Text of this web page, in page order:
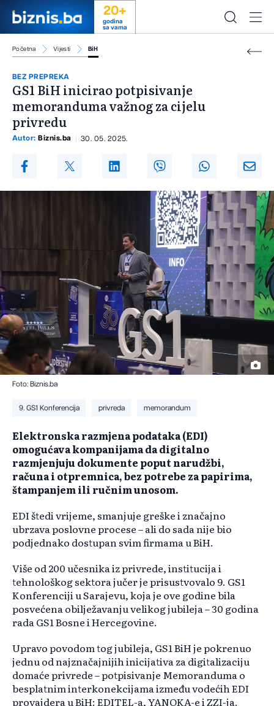
20+
godina
sa vama
Početna Vijesti BiH
BEZ PREPREKA
GS1 BiH inicirao potpisivanje
memoranduma važnog za cijelu
privredu
Autor: Biznis.ba 30. 05. 2025.
Foto: Biznis.ba
9. GS1 Konferencija privreda memorandum
Elektronska razmjena podataka (EDI)
omogućava kompanijama da digitalno
razmjenjuju dokumente poput narudžbi,
računa i otpremnica, bez potrebe za papirima,
štampanjem ili ručnim unosom.
EDI štedi vrijeme, smanjuje greške i značajno
ubrzava poslovne procese – ali do sada nije bio
podjednako dostupan svim firmama u BiH.
Više od 200 učesnika iz privrede, institucija i
tehnološkog sektora jučer je prisustvovalo 9. GS1
Konferenciji u Sarajevu, koja je ove godine bila
posvećena obilježavanju velikog jubileja – 30 godina
rada GS1 Bosne i Hercegovine.
Upravo povodom tog jubileja, GS1 BiH je pokrenuo
jednu od najznačajnijih inicijativa za digitalizaciju
domaće privrede – potpisivanje Memoranduma o
besplatnim interkonekcijama između vodećih EDI
provajdera u BiH: EDITEL-a, YANOKA-e i ZZI-ja.